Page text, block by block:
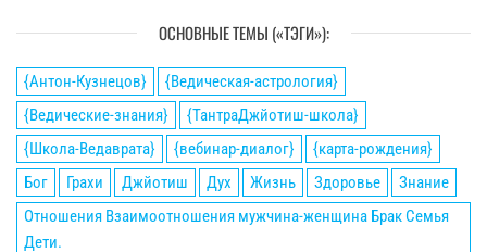
ОСНОВНЫЕ ТЕМЫ («ТЭГИ»):
{Антон-Кузнецов}
{Ведическая-астрология}
{Ведические-знания}
{ТантраДжйотиш-школа}
{Школа-Ведаврата}
{вебинар-диалог}
{карта-рождения}
Бог
Грахи Джйотиш Дух Жизнь Здоровье
Знание
Отношения Взаимоотношения мужчина-женщина Брак Семья
Дети.